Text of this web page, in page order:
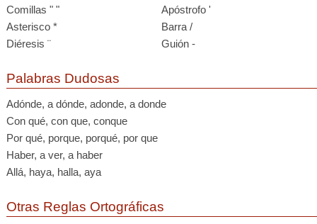
Comillas " "
Apóstrofo '
Asterisco *
Barra /
Diéresis ¨
Guión -
Palabras Dudosas
Adónde, a dónde, adonde, a donde
Con qué, con que, conque
Por qué, porque, porqué, por que
Haber, a ver, a haber
Allá, haya, halla, aya
Otras Reglas Ortográficas